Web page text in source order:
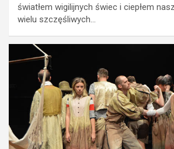
światłem wigilijnych świec i ciepłem
wielu szczęśliwych…